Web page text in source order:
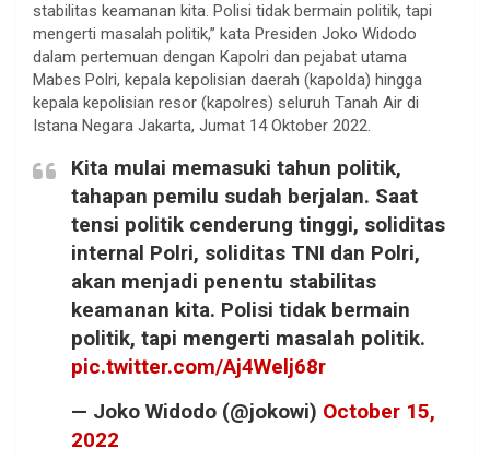
stabilitas keamanan kita. Polisi tidak bermain politik, tapi
mengerti masalah politik,” kata Presiden Joko Widodo
dalam pertemuan dengan Kapolri dan pejabat utama
Mabes Polri, kepala kepolisian daerah (kapolda) hingga
kepala kepolisian resor (kapolres) seluruh Tanah Air di
Istana Negara Jakarta, Jumat 14 Oktober 2022.
Kita mulai memasuki tahun politik,
tahapan pemilu sudah berjalan. Saat
tensi politik cenderung tinggi, soliditas
internal Polri, soliditas TNI dan Polri,
akan menjadi penentu stabilitas
keamanan kita. Polisi tidak bermain
politik, tapi mengerti masalah politik.
pic.twitter.com/Aj4Welj68r
— Joko Widodo (@jokowi) October 15,
2022